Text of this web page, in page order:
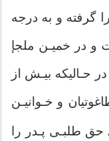
گرفته و به درجه
و در خميـن ملجإ
حـاليكه بيـش از
و خـوانيـن
طلبـى پـدر را